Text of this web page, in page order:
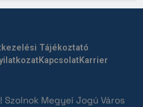
Tájékoztató
KapcsolatKarrier
Megyei Jogú Város